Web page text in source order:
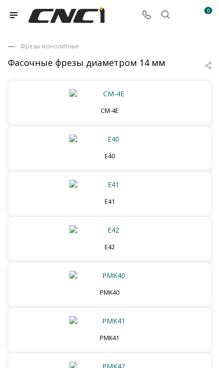
0
Фасочные фрезы диаметром 14 мм
Фрезы монолитные
CM-4E
E40
E41
E42
PMK40
PMK41